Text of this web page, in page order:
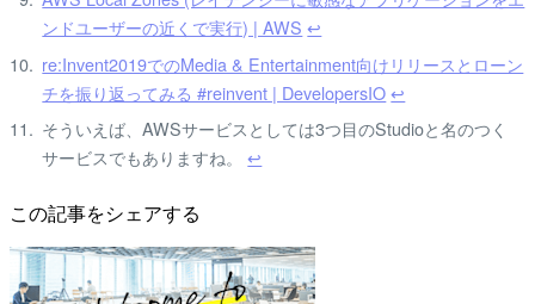
ンドユーザーの近くで実行) | AWS ↩
re:Invent2019でのMedia & Entertainment向けリリースとローン
チを振り返ってみる #reinvent | DevelopersIO ↩
そういえば、AWSサービスとしては3つ目のStudioと名のつく
サービスでもありますね。↩
この記事をシェアする